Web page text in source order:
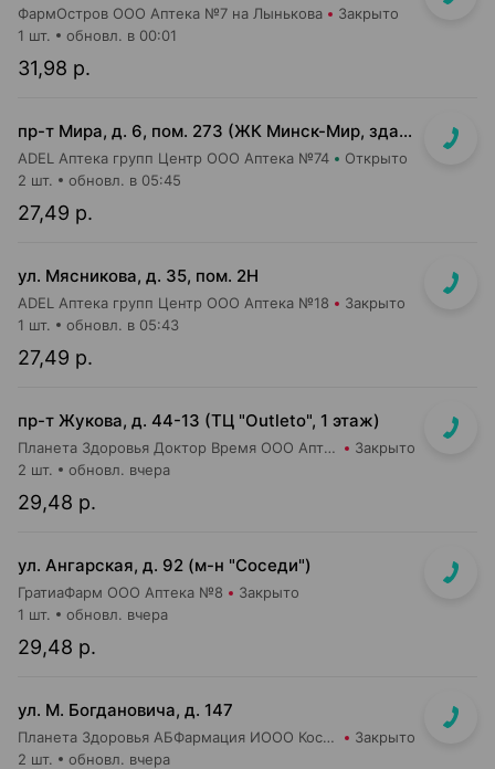
ФармОстров ООО Аптека №7 на Лынькова Закрыто
31,98 р.
1 шт. обновл. в 00:01
пр-т Мира, д. 6, пом. 273 (ЖК Минск-Мир, здание Сочи)
ADEL Аптека групп Центр ООО Аптека №74 Открыто
27,49 р.
2 шт. обновл. в 05:45
ул. Мясникова, д. 35, пом. 2Н
ADEL Аптека групп Центр ООО Аптека №18 Закрыто
27,49 р.
1 шт. обновл. в 05:43
пр-т Жукова, д. 44-13 (ТЦ "Outleto", 1 этаж)
Планета Здоровья Доктор Время ООО Аптека №21 Закрыто
29,48 р.
2 шт. обновл. вчера
ул. Ангарская, д. 92 (м-н "Соседи")
ГратиаФарм ООО Аптека №8 Закрыто
29,48 р.
1 шт. обновл. вчера
ул. М. Богдановича, д. 147
Планета Здоровья АБФармация ИООО Косметический магазин №4 Закрыто
2 шт. обновл. вчера